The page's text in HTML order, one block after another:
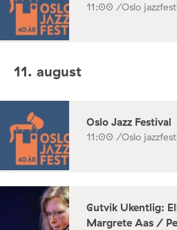
11:00 /Oslo
11. august
Oslo Jazz Festival
11:00 /Oslo
Gutvik Ukentlig:
Margrete Aas /